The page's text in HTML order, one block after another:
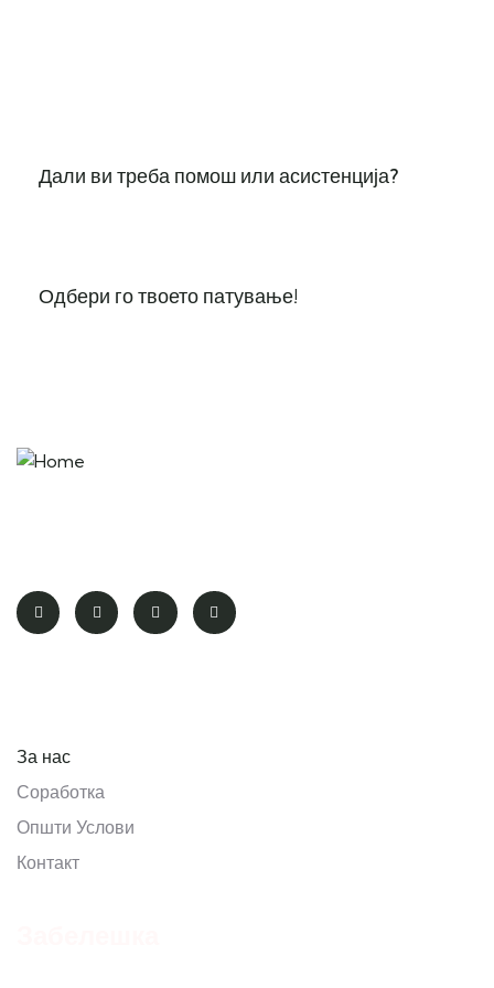
Дали ви треба помош или асистенција?
Одбери го твоето патување!
За нас
Соработка
Општи Услови
Контакт